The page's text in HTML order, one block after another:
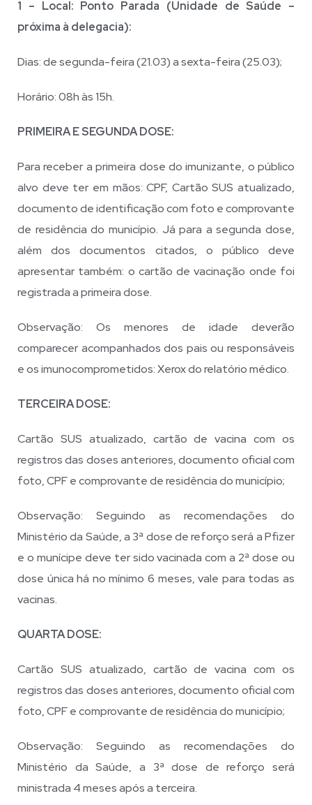
1 – Local: Ponto Parada (Unidade de Saúde –
próxima à delegacia):
Dias: de segunda-feira (21.03) a sexta-feira (25.03);
Horário: 08h às 15h.
PRIMEIRA E SEGUNDA DOSE:
Para receber a primeira dose do imunizante, o público
alvo deve ter em mãos: CPF, Cartão SUS atualizado,
documento de identificação com foto e comprovante
de residência do município. Já para a segunda dose,
além dos documentos citados, o público deve
apresentar também: o cartão de vacinação onde foi
registrada a primeira dose.
Observação: Os menores de idade deverão
comparecer acompanhados dos pais ou responsáveis
e os imunocomprometidos: Xerox do relatório médico.
TERCEIRA DOSE:
Cartão SUS atualizado, cartão de vacina com os
registros das doses anteriores, documento oficial com
foto, CPF e comprovante de residência do município;
Observação: Seguindo as recomendações do
Ministério da Saúde, a 3ª dose de reforço será a Pfizer
e o munícipe deve ter sido vacinada com a 2ª dose ou
dose única há no mínimo 6 meses, vale para todas as
vacinas.
QUARTA DOSE:
Cartão SUS atualizado, cartão de vacina com os
registros das doses anteriores, documento oficial com
foto, CPF e comprovante de residência do município;
Observação: Seguindo as recomendações do
Ministério da Saúde, a 3ª dose de reforço será
ministrada 4 meses após a terceira.